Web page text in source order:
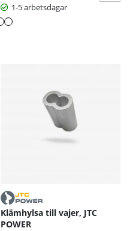
1-5 arbetsdagar
Klämhylsa till vajer, JTC
POWER